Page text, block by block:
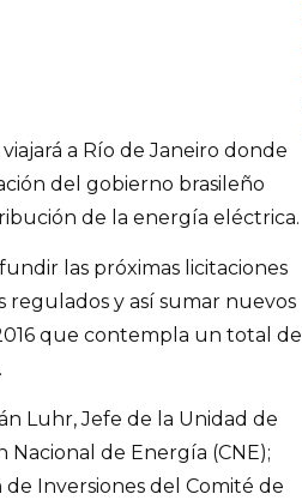
a Río de Janeiro donde
del gobierno brasileño
de la energía eléctrica.
las próximas licitaciones
y así sumar nuevos
que contempla un total de
Luhr, Jefe de la Unidad de
Nacional de Energía (CNE);
Inversiones del Comité de